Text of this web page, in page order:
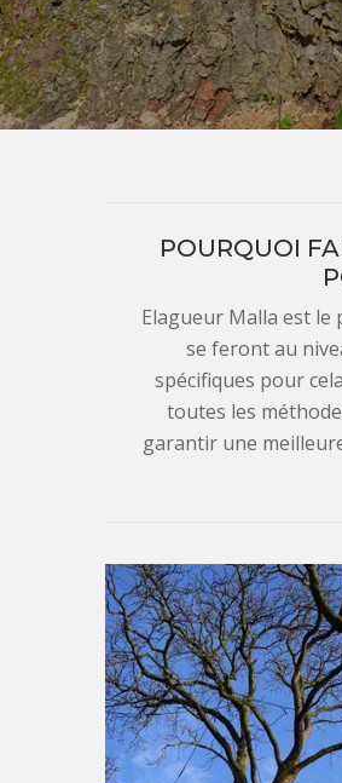
POURQUOI
Elagueur Malla est
se feront au
spécifiques pour
toutes les
garantir une